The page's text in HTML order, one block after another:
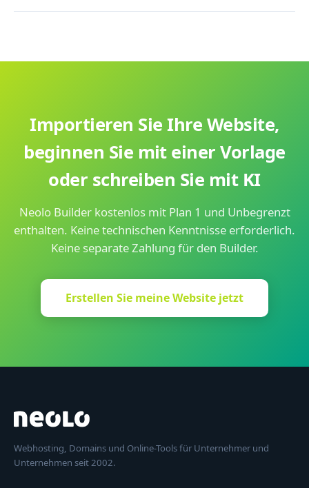
Website und das Team kümmert sich um den Umzug zu
Importieren Sie Ihre Website,
beginnen Sie mit einer Vorlage
oder schreiben Sie mit KI
Neolo Builder kostenlos mit Plan 1 und Unbegrenzt
enthalten. Keine technischen Kenntnisse erforderlich.
Keine separate Zahlung für den Builder.
Erstellen Sie meine Website jetzt
Webhosting, Domains und Online-Tools für Unternehmer und
Unternehmen seit 2002.